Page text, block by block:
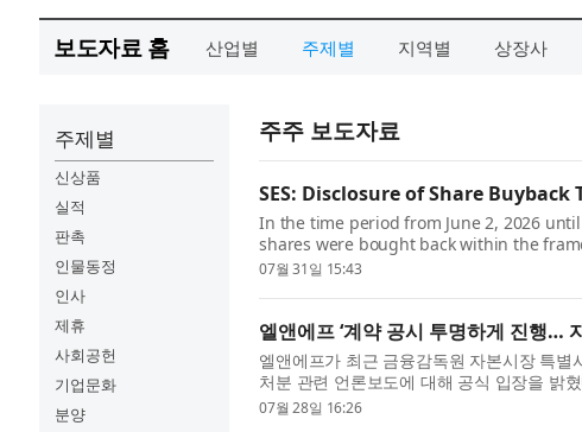
보도자료 홈 산업별 주제별 지역별 상장사
주제별
신상품
실적
판촉
인물동정
인사
제휴
사회공헌
기업문화
분양
주주 보도자료
SES: Disclosure of Share Buyback
In the time period from June 2, 2026
shares were bought back within the
obligations under SES’s Equity Based
07월 31일 15:43
엘앤에프 ‘계약 공시 투명하게 진행…
엘앤에프가 최근 금융감독원 자본시장 특별
처분 관련 언론보도에 대해 공식 입장을 밝
사와의 하이니켈 양극재 공급계약 관련 감액
07월 28일 16:26